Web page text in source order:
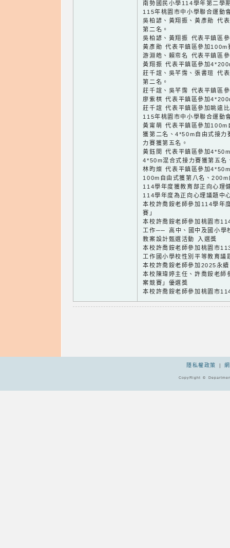
南勢國民小學114學年第二學
115年桃園市中小學聯合運動
吳柏諺、黃翔振、黃彥勛 代
第二名。
吳柏諺、黃翔振 代表平鎮區
黃彥勛 代表平鎮區參加100m
游淵皓、賴帟名 代表平鎮區
黃翔振 代表平鎮區參加
莊千誼、吳芊霈、張書瑄 代
第二名。
莊千誼、吳芊霈 代表平鎮區
廖紫棋 代表平鎮區參加
莊千誼 代表平鎮區參加眺遠
115年桃園市中小學聯合運動
黃甯萌 代表平鎮區參加100m
獲第二名、4*50m自由式接
力賽獲第五名。
黃鈺閔 代表平鎮區參加
4*50m混合式接力賽獲第五名
林昀燦 代表平鎮區參加
100m自由式獲第八名、
114學年度獲教育部正向心理
114學年度為正向心理議題中
本校許喬銨老師參加114學年
賽」
本校許喬銨老師參加桃園市
工作── 高中、國中及國小學
教案設計甄選活動 入選獎
本校許喬銨老師參加桃園市
工作國小學校性別平等教育議
本校許喬銨老師參加2025永
本校陳瑋婷主任、許喬銨老
案競賽」優選獎
本校許喬銨老師參加桃園市
隱私權政策 |
CopyRight ©